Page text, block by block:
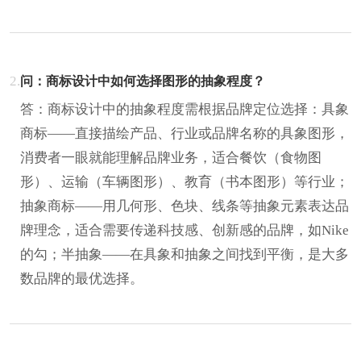
2.问：商标设计中如何选择图形的抽象程度？
答：商标设计中的抽象程度需根据品牌定位选择：具象
商标——直接描绘产品、行业或品牌名称的具象图形，
消费者一眼就能理解品牌业务，适合餐饮（食物图
形）、运输（车辆图形）、教育（书本图形）等行业；
抽象商标——用几何形、色块、线条等抽象元素表达品
牌理念，适合需要传递科技感、创新感的品牌，如Nike
的勾；半抽象——在具象和抽象之间找到平衡，是大多
数品牌的最优选择。